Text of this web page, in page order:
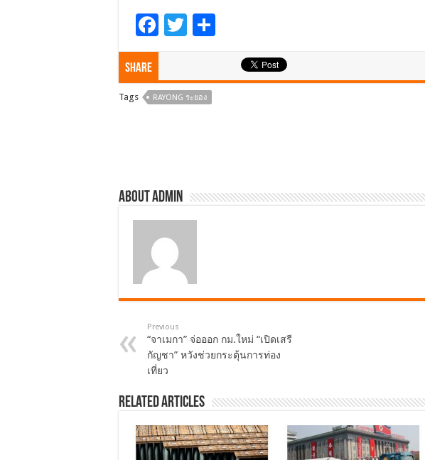
F
b
T
er
Share
Tags RAYONG ระยอง
About admin
Previous
“จาเมกา” จ่อออก กม.ใหม่ “เปิดเสรี
กัญชา” หวังช่วยกระตุ้นการท่อง
เที่ยว
Related Articles